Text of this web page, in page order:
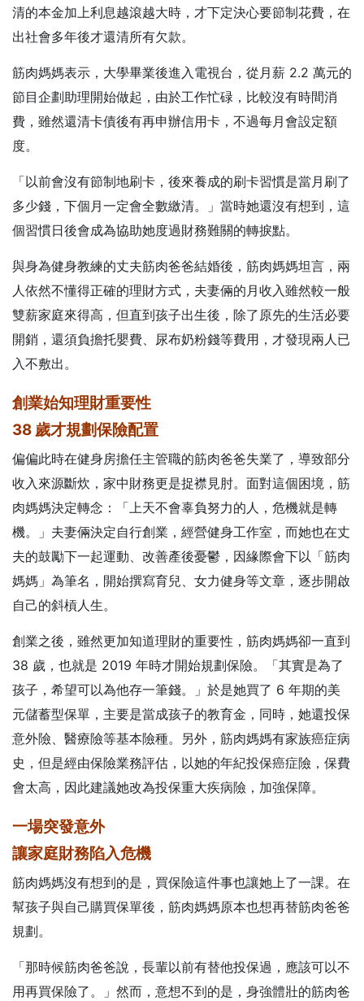
清的本金加上利息越滾越大時，才下定決心要節制花費，在
出社會多年後才還清所有欠款。
筋肉媽媽表示，大學畢業後進入電視台，從月薪 2.2 萬元的
節目企劃助理開始做起，由於工作忙碌，比較沒有時間消
費，雖然還清卡債後有再申辦信用卡，不過每月會設定額
度。
「以前會沒有節制地刷卡，後來養成的刷卡習慣是當月刷了
多少錢，下個月一定會全數繳清。」當時她還沒有想到，這
個習慣日後會成為協助她度過財務難關的轉捩點。
與身為健身教練的丈夫筋肉爸爸結婚後，筋肉媽媽坦言，兩
人依然不懂得正確的理財方式，夫妻倆的月收入雖然較一般
雙薪家庭來得高，但直到孩子出生後，除了原先的生活必要
開銷，還須負擔托嬰費、尿布奶粉錢等費用，才發現兩人已
入不敷出。
創業始知理財重要性
38 歲才規劃保險配置
偏偏此時在健身房擔任主管職的筋肉爸爸失業了，導致部分
收入來源斷炊，家中財務更是捉襟見肘。面對這個困境，筋
肉媽媽決定轉念：「上天不會辜負努力的人，危機就是轉
機。」夫妻倆決定自行創業，經營健身工作室，而她也在丈
夫的鼓勵下一起運動、改善產後憂鬱，因緣際會下以「筋肉
媽媽」為筆名，開始撰寫育兒、女力健身等文章，逐步開啟
自己的斜槓人生。
創業之後，雖然更加知道理財的重要性，筋肉媽媽卻一直到
38 歲，也就是 2019 年時才開始規劃保險。「其實是為了
孩子，希望可以為他存一筆錢。」於是她買了 6 年期的美
元儲蓄型保單，主要是當成孩子的教育金，同時，她還投保
意外險、醫療險等基本險種。另外，筋肉媽媽有家族癌症病
史，但是經由保險業務評估，以她的年紀投保癌症險，保費
會太高，因此建議她改為投保重大疾病險，加強保障。
一場突發意外
讓家庭財務陷入危機
筋肉媽媽沒有想到的是，買保險這件事也讓她上了一課。在
幫孩子與自己購買保單後，筋肉媽媽原本也想再替筋肉爸爸
規劃。
「那時候筋肉爸爸說，長輩以前有替他投保過，應該可以不
用再買保險了。」然而，意想不到的是，身強體壯的筋肉爸